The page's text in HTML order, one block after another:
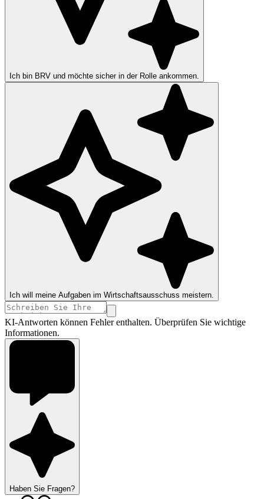
Ich bin BRV und möchte sicher in der Rolle ankommen.
Ich will meine Aufgaben im Wirtschaftsausschuss meistern.
KI-Antworten können Fehler enthalten. Überprüfen Sie wichtige
Informationen.
Haben Sie Fragen?